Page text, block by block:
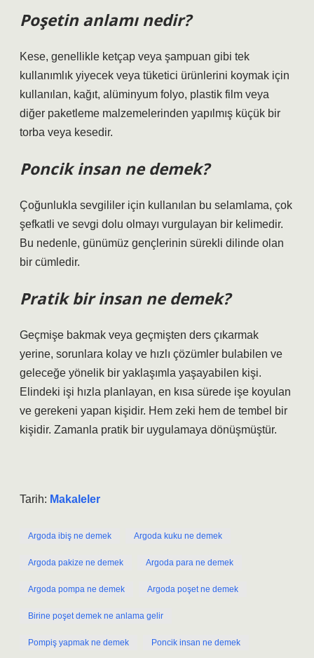
Poşetin anlamı nedir?
Kese, genellikle ketçap veya şampuan gibi tek
kullanımlık yiyecek veya tüketici ürünlerini koymak için
kullanılan, kağıt, alüminyum folyo, plastik film veya
diğer paketleme malzemelerinden yapılmış küçük bir
torba veya kesedir.
Poncik insan ne demek?
Çoğunlukla sevgililer için kullanılan bu selamlama, çok
şefkatli ve sevgi dolu olmayı vurgulayan bir kelimedir.
Bu nedenle, günümüz gençlerinin sürekli dilinde olan
bir cümledir.
Pratik bir insan ne demek?
Geçmişe bakmak veya geçmişten ders çıkarmak
yerine, sorunlara kolay ve hızlı çözümler bulabilen ve
geleceğe yönelik bir yaklaşımla yaşayabilen kişi.
Elindeki işi hızla planlayan, en kısa sürede işe koyulan
ve gerekeni yapan kişidir. Hem zeki hem de tembel bir
kişidir. Zamanla pratik bir uygulamaya dönüşmüştür.
Tarih: Makaleler
Argoda ibiş ne demek Argoda kuku ne demek
Argoda pakize ne demek Argoda para ne demek
Argoda pompa ne demek Argoda poşet ne demek
Birine poşet demek ne anlama gelir
Pompiş yapmak ne demek Poncik insan ne demek